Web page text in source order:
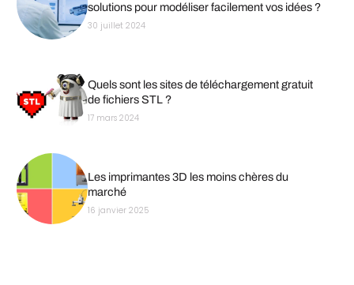
solutions pour modéliser facilement vos idées ?
30 juillet 2024
Quels sont les sites de téléchargement gratuit
de fichiers STL ?
17 mars 2024
Les imprimantes 3D les moins chères du
marché
16 janvier 2025